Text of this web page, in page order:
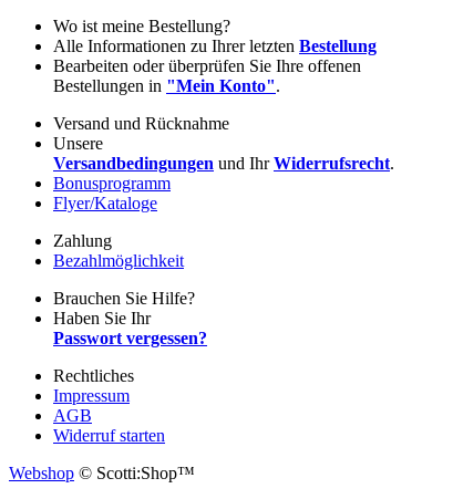
Wo ist meine Bestellung?
Alle Informationen zu Ihrer letzten Bestellung
Bearbeiten oder überprüfen Sie Ihre offenen
Bestellungen in "Mein Konto".
Versand und Rücknahme
Unsere
Versandbedingungen und IhrWiderrufsrecht.
Bonusprogramm
Flyer/Kataloge
Zahlung
Bezahlmöglichkeit
Brauchen Sie Hilfe?
Haben Sie Ihr
Passwort vergessen?
Rechtliches
Impressum
AGB
Widerruf starten
Webshop © Scotti:Shop™